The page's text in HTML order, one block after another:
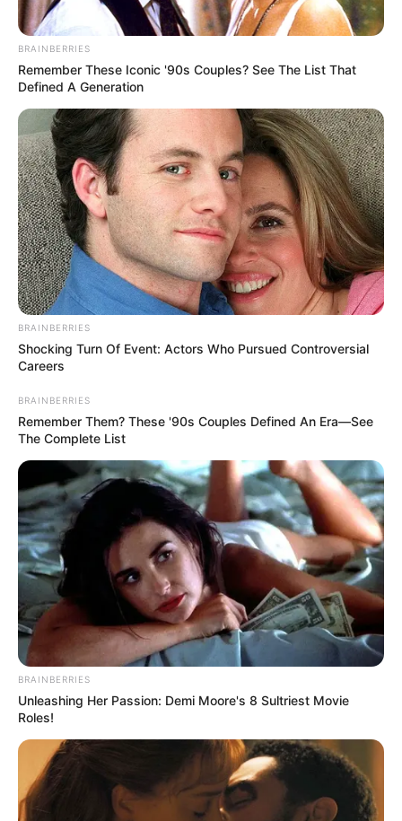
BRAINBERRIES
Remember These Iconic '90s Couples? See The List That
Defined A Generation
BRAINBERRIES
Shocking Turn Of Event: Actors Who Pursued Controversial
Careers
BRAINBERRIES
Remember Them? These '90s Couples Defined An Era—See
The Complete List
BRAINBERRIES
Unleashing Her Passion: Demi Moore's 8 Sultriest Movie
Roles!